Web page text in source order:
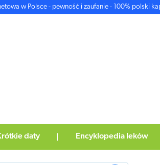
w Polsce - pewność i zaufanie - 100% polski
daty Encyklopedia leków